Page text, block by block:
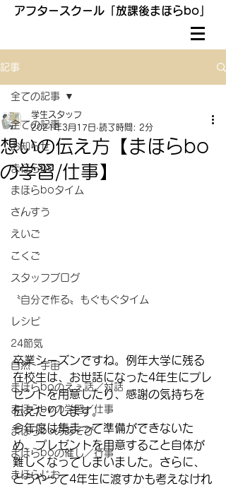
アフタースクール「放課後まほらbo」
記事
全ての記事
お知らせ
まほらbo
まほらboタイム
さんすう
えいご
こくご
スタッフブログ
〝自分で作る〟もぐもぐタイム
レシピ
24節気
自然・宇宙
まほらboのえぇ話／対話
まほらboの学習／仕事
まほらboのあそび
まほらboの催し／行事
まほらじお
全ての記事
想いの伝え方【まほらbo
の学習/仕事】
学生スタッフ
2021年3月17日 読了時間: 2分
卒業シーズンですね。例年大学に残る
在校生は、お世話になった4年生にプレ
ゼントを用意したり、感謝の気持ちを
伝えたりします。
今年度は集まって準備ができないた
め、プレゼントを用意すること自体が
難しくなってしまいました。さらに、
どうやって4年生に渡すかも考えなけれ